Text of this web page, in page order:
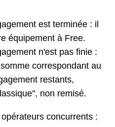
est terminée : il
équipement à Free.
n'est pas finie :
correspondant au
restants,
non remisé.
concurrents :